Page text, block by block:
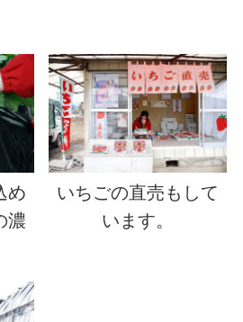
め
濃
いちごの直売もして
います。